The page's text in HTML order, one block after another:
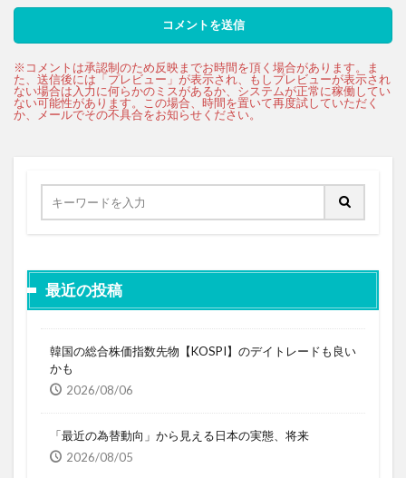
最近の投稿
韓国の総合株価指数先物【KOSPI】のデイトレードも良い
かも
2026/08/06
「最近の為替動向」から見える日本の実態、将来
2026/08/05